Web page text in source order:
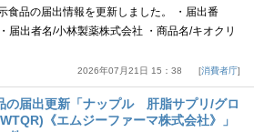
食品の届出情報を更新しました。 ・届出番
届出者名/小林製薬株式会社 ・商品名/キオクリ
2026年07月21日 15：38 消費者庁
の届出更新「ナップル 肝脂サプリ/グロ
《エムジーファーマ株式会社》」